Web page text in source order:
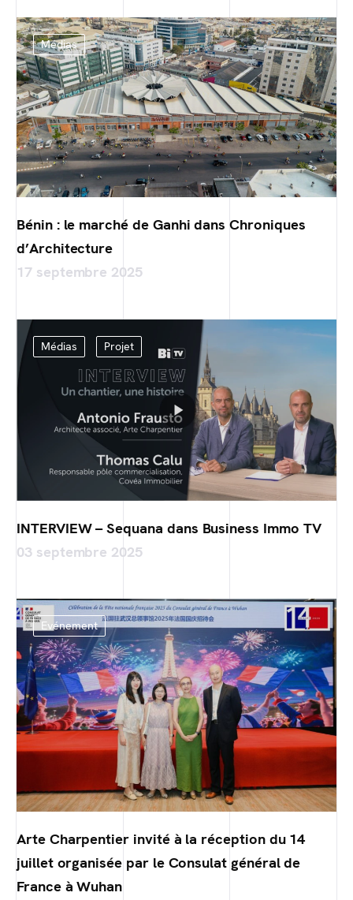
Médias
Bénin : le marché de Ganhi dans Chroniques
d’Architecture
17 septembre 2025
Médias Projet
INTERVIEW – Sequana dans Business Immo TV
03 septembre 2025
Evénement
Arte Charpentier invité à la réception du 14
juillet organisée par le Consulat général de
France à Wuhan